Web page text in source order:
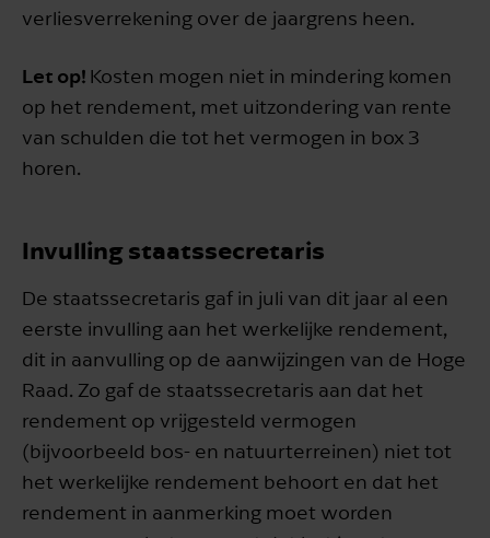
verliesverrekening over de jaargrens heen.
Let op! Kosten mogen niet in mindering komen
op het rendement, met uitzondering van rente
van schulden die tot het vermogen in box 3
horen.
Invulling staatssecretaris
De staatssecretaris gaf in juli van dit jaar al een
eerste invulling aan het werkelijke rendement,
dit in aanvulling op de aanwijzingen van de Hoge
Raad. Zo gaf de staatssecretaris aan dat het
rendement op vrijgesteld vermogen
(bijvoorbeeld bos- en natuurterreinen) niet tot
het werkelijke rendement behoort en dat het
rendement in aanmerking moet worden